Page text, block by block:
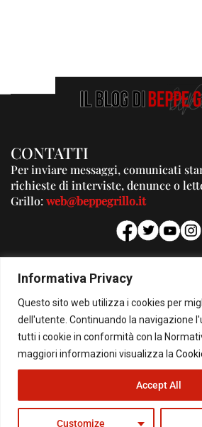
Informativa Privacy
Questo sito web utilizza i cookies per
dell'utente. Continuando la navigazione
tutti i cookie in conformità con la
maggiori informazioni visualizza la
Customize
Accept All
CONTATTI
Per inviare messaggi, comunicati
richieste di interviste, denunce o
Grillo:web@beppegrillo.it
Per la tua
HOMEPAGE COOKIE POLICY
© Copyright 2026 - Il Blog di Beppe Grillo. All
happygrafic.com